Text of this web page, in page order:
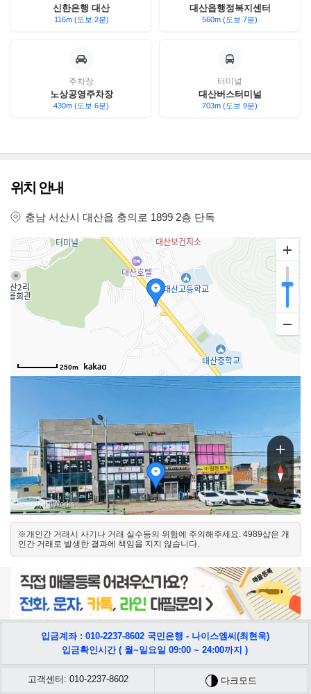
신한은행 대산
116m (도보 2분)
대산읍행정복지센터
560m (도보 7분)
주차장
노상공영주차장
430m (도보 6분)
터미널
대산버스터미널
703m (도보 9분)
위치 안내
충남 서산시 대산읍 충의로 1899 2층 단독
250m
남동
, KnWorks
※개인간 거래시 사기나 거래 실수등의 위험에 주의해주세요. 4989샵은 개
인간 거래로 발생한 결과에 책임을 지지 않습니다.
입금계좌 : 010-2237-8602 국민은행 - 나이스엠씨(최현욱)
입금확인시간 ( 월~일요일 09:00 ~ 24:00까지 )
고객센터: 010-2237-8602 다크모드